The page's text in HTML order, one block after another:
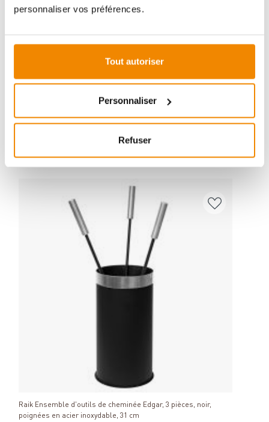
personnaliser vos préférences.
Tout autoriser
Personnaliser
Refuser
Aboubakar Fofana vous conseille volontiers sur le
pas à nous contacter:
E-mail :
[email protected]
+33 1 59 58 12 04
ZUBEHÖR
Détails
Raik Ensemble d'outils de cheminée Edgar, 3 pièces, noir,
poignées en acier inoxydable, 31 cm